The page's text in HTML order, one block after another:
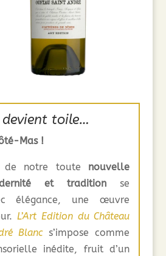
toile…
Mas !
de notre toute nouvelle
et tradition se
élégance, une œuvre
L’Art Edition du Château
Blancs’impose comme
inédite, fruit d’un